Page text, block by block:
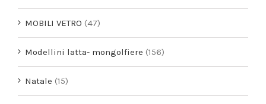
MOBILI VETRO (47)
Modellini latta- mongolfiere (156)
Natale (15)